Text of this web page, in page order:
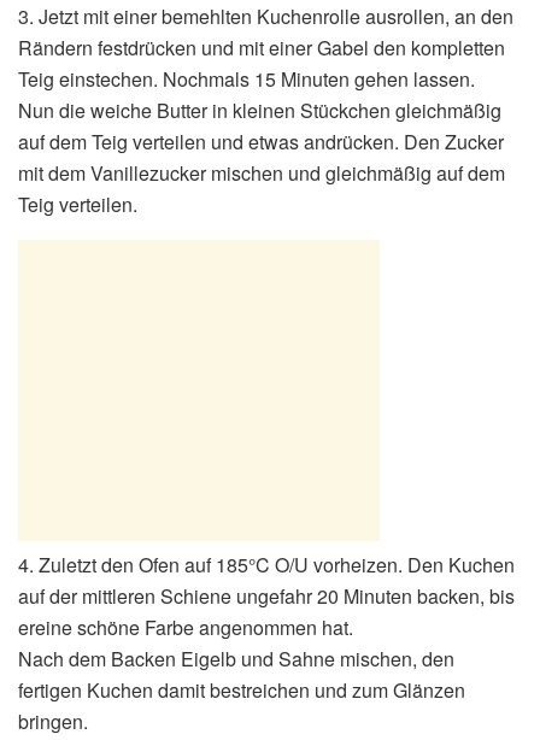
3. Jetzt mit einer bemehlten Kuchenrolle ausrollen, an den
Rändern festdrücken und mit einer Gabel den kompletten
Teig einstechen. Nochmals 15 Minuten gehen lassen.
Nun die weiche Butter in kleinen Stückchen gleichmäßig
auf dem Teig verteilen und etwas andrücken. Den Zucker
mit dem Vanillezucker mischen und gleichmäßig auf dem
Teig verteilen.
4. Zuletzt den Ofen auf 185°C O/U vorheizen. Den Kuchen
auf der mittleren Schiene ungefahr 20 Minuten backen, bis
ereine schöne Farbe angenommen hat.
Nach dem Backen Eigelb und Sahne mischen, den
fertigen Kuchen damit bestreichen und zum Glänzen
bringen.